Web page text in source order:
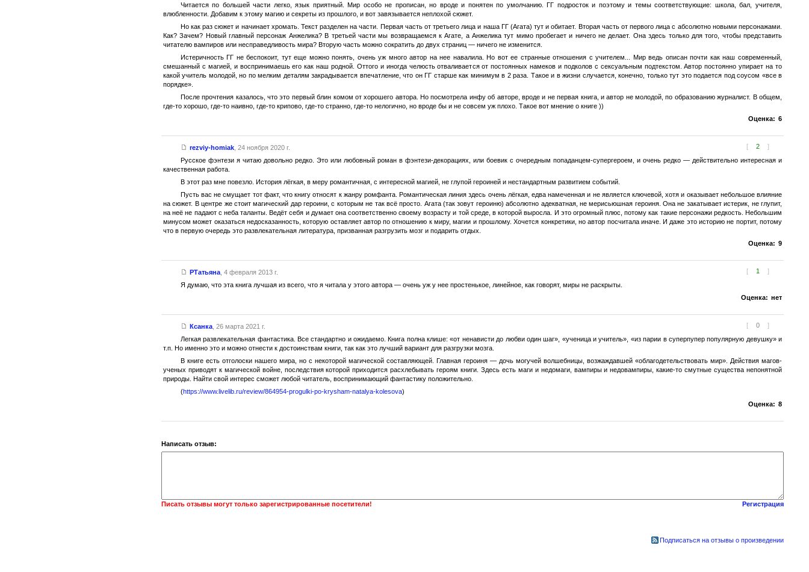
Читается по большей части легко, язык приятный. Мир особо не прописан, но вроде и понятен по умолчанию. ГГ подросток и поэтому и темы соответствующие: школа, бал, учителя,
влюбленности. Добавим к этому магию и секреты из прошлого, и вот завязывается неплохой сюжет.
Но как раз сюжет и начинает хромать. Текст разделен на части. Первая часть от третьего лица и наша ГГ (Агата) тут и обитает. Вторая часть от первого лица с абсолютно новыми персонажами.
Как? Зачем? Новый главный персонаж Анжелика? В третьей части мы возвращаемся к Агате, а Анжелика тут мимо пробегает и ничего не делает. Она здесь только для того, чтобы представить
читателю вампиров или несправедливость мира? Вторую часть можно сократить до двух страниц — ничего не изменится.
Истеричность ГГ не беспокоит, тут еще можно понять, очень уж много автор на нее навалила. Но вот ее странные отношения с учителем... Мир ведь описан почти как наш современный,
смешанный с магией, и воспринимаешь его как наш родной. Оттого и иногда челюсть отваливается от постоянных намеков и подколов с сексуальным подтекстом. Автор постоянно упирает на то
какой учитель молодой, но по мелким деталям закрадывается впечатление, что он ГГ старше как минимум в 2 раза. Такое и в жизни случается, конечно, только тут это подается под соусом «все в
порядке».
После прочтения казалось, что это первый блин комом от хорошего автора. Но посмотрела инфу об авторе, вроде и не первая книга, и автор не молодой, по образованию журналист. В общем,
где-то хорошо, где-то наивно, где-то крипово, где-то странно, где-то нелогично, но вроде бы и не совсем уж плохо. Такое вот мнение о книге ))
Оценка: 6
[ 2 ]
rezviy-homiak, 24 ноября 2020 г.
Русское фэнтези я читаю довольно редко. Это или любовный роман в фэнтези-декорациях, или боевик с очередным попаданцем-супергероем, и очень редко — действительно интересная и
качественная работа.
В этот раз мне повезло. История лёгкая, в меру романтичная, с интересной магией, не глупой героиней и нестандартным развитием событий.
Пусть вас не смущает тот факт, что книгу относят к жанру ромфанта. Романтическая линия здесь очень лёгкая, едва намеченная и не является ключевой, хотя и оказывает небольшое влияние
на сюжет. В центре же стоит магический дар героини, с которым не так всё просто. Агата (так зовут героиню) абсолютно адекватная, не мерисьюшная героиня. Она не закатывает истерик, не глупит,
на неё не падают с неба таланты. Ведёт себя и думает она соответственно своему возрасту и той среде, в которой выросла. И это огромный плюс, потому как такие персонажи редкость. Небольшим
минусом может оказаться недосказанность, которую оставляет автор по отношению к миру, магии и прошлому. Хочется конкретики, но автор посчитала иначе. И даже это историю не портит, потому
что в первую очередь это развлекательная литература, призванная разгрузить мозг и подарить отдых.
Оценка: 9
[ 1 ]
РТатьяна, 4 февраля 2013 г.
Я думаю, что эта книга лучшая из всего, что я читала у этого автора — очень уж у нее простенькое, линейное, как говорят, миры не раскрыты.
Оценка: нет
[ 0 ]
Ксанка, 26 марта 2021 г.
Легкая развлекательная фантастика. Все стандартно и ожидаемо. Книга полна клише: «от ненависти до любви один шаг», «ученица и учитель», «из парии в суперпупер популярную девушку» и
т.п. Но именно это и можно отнести к достоинствам книги, так как это лучший вариант для разгрузки мозга.
В книге есть отголоски нашего мира, но с некоторой магической составляющей. Главная героиня — дочь могучей волшебницы, возжаждавшей «облагодетельствовать мир». Действия магов-
ученых приводят к магической войне, последствия которой приходится расхлебывать героям книги. Здесь есть маги и недомаги, вампиры и недовампиры, какие-то смутные существа непонятной
природы. Найти свой интерес сможет любой читатель, воспринимающий фантастику положительно.
(https://www.livelib.ru/review/864954-progulki-po-krysham-natalya-kolesova)
Оценка: 8
Написать отзыв:
Писать отзывы могут только зарегистрированные посетители! Регистрация
Подписаться на отзывы о произведении